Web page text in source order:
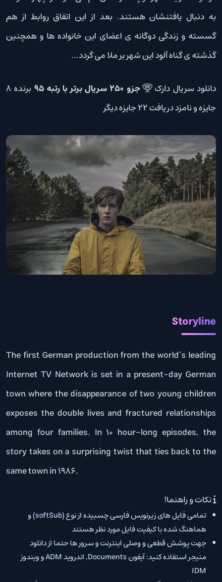
به دنبال یافتنشان هستند. بعد از این اتفاق روابط از هم
گسسته و زندگی دوگانه ی اعضای این خانواده ها و همچنین
گذشته ی گناه آلود این شهر بر ملا می گردد…
دانلود سریال دارک جزو 250 سریال برتر با رتبه 95
برنده 8
جایزه و نامزد دریافت 22 جایزه دیگر
Storyline
The first German production from the world’s leading
Internet TV Network is set in a present-day German
town where the disappearance of two young children
exposes the double lives and fractured relationships
among four families. In 10 hour-long episodes, the
story takes on a surprising twist that ties back to the
same town in 1986.
نکات و راهنما!
تمامی فایل های زیرنویس فارسی چسبیده از نوع (softSub) و
هماهنگ شده با کیفیت فایل مورد نظر هستند
جهت پوشش قطعی و وصلی اینترنت و سرور ها حتما از دانلود
منیجر استفاده کنید: آیفون Documents, اندروید ADM و ویندوز
IDM